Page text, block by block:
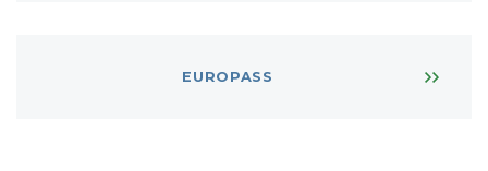
EUROPASS